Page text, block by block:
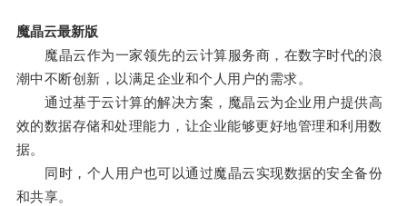
魔晶云最新版
魔晶云作为一家领先的云计算服务商，在数字时代的浪
潮中不断创新，以满足企业和个人用户的需求。
通过基于云计算的解决方案，魔晶云为企业用户提供高
效的数据存储和处理能力，让企业能够更好地管理和利用数
据。
同时，个人用户也可以通过魔晶云实现数据的安全备份
和共享。